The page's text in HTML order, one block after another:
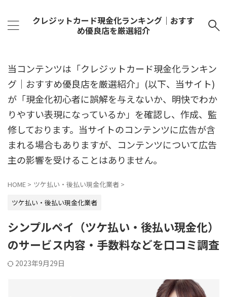
クレジットカード現金化ランキング｜おすす
め優良店を厳選紹介
当コンテンツは「クレジットカード現金化ランキン
グ｜おすすめ優良店を厳選紹介」(以下、当サイト)
が「現金化初心者に誤解を与えないか、明快でわか
りやすい表現になっているか」を確認し、作成、監
修しております。当サイトのコンテンツに広告が含
まれる場合もありますが、コンテンツについて広告
主の影響を受けることはありません。
HOME > ツケ払い・後払い現金化業者 >
ツケ払い・後払い現金化業者
シンプルペイ（ツケ払い・後払い現金化）
のサービス内容・手数料などを口コミ調査
2023年9月29日